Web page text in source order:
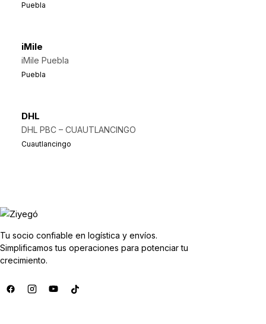
Puebla
iMile
iMile Puebla
Puebla
DHL
DHL PBC – CUAUTLANCINGO
Cuautlancingo
Tu socio confiable en logística y envíos.
Simplificamos tus operaciones para potenciar tu
crecimiento.